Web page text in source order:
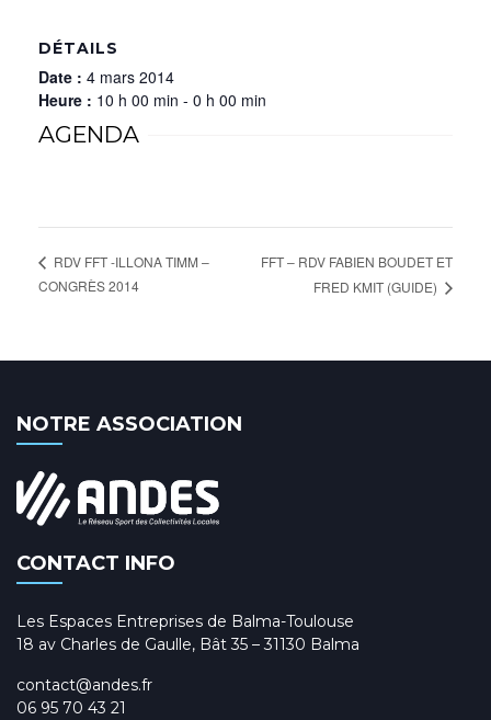
DÉTAILS
Date : 4 mars 2014
Heure : 10 h 00 min - 0 h 00 min
AGENDA
RDV FFT -ILLONA TIMM –
CONGRÈS 2014
FFT – RDV FABIEN BOUDET ET
FRED KMIT (GUIDE)
NOTRE ASSOCIATION
CONTACT INFO
Les Espaces Entreprises de Balma-Toulouse
18 av Charles de Gaulle, Bât 35 – 31130 Balma
contact@andes.fr
06 95 70 43 21